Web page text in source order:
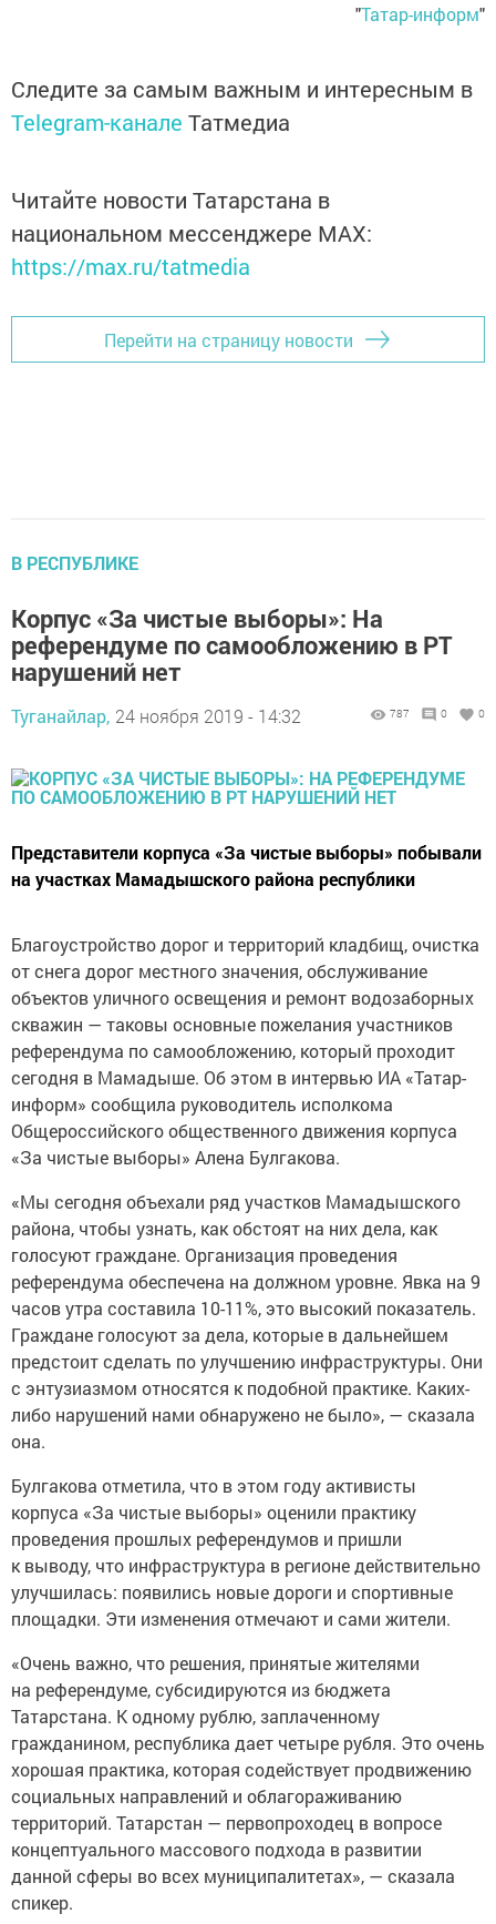
"Татар-информ"
Следите за самым важным и интересным в
Telegram-канале Татмедиа
Читайте новости Татарстана в
национальном мессенджере MАХ:
https://max.ru/tatmedia
Перейти на страницу новости
В РЕСПУБЛИКЕ
Корпус «За чистые выборы»: На
референдуме по самообложению в РТ
нарушений нет
Туганайлар, 24 ноября 2019 - 14:32 787 0 0
Представители корпуса «За чистые выборы» побывали
на участках Мамадышского района республики
Благоустройство дорог и территорий кладбищ, очистка
от снега дорог местного значения, обслуживание
объектов уличного освещения и ремонт водозаборных
скважин — таковы основные пожелания участников
референдума по самообложению, который проходит
сегодня в Мамадыше. Об этом в интервью ИА «Татар-
информ» сообщила руководитель исполкома
Общероссийского общественного движения корпуса
«За чистые выборы» Алена Булгакова.
«Мы сегодня объехали ряд участков Мамадышского
района, чтобы узнать, как обстоят на них дела, как
голосуют граждане. Организация проведения
референдума обеспечена на должном уровне. Явка на 9
часов утра составила 10-11%, это высокий показатель.
Граждане голосуют за дела, которые в дальнейшем
предстоит сделать по улучшению инфраструктуры. Они
с энтузиазмом относятся к подобной практике. Каких-
либо нарушений нами обнаружено не было», — сказала
она.
Булгакова отметила, что в этом году активисты
корпуса «За чистые выборы» оценили практику
проведения прошлых референдумов и пришли
к выводу, что инфраструктура в регионе действительно
улучшилась: появились новые дороги и спортивные
площадки. Эти изменения отмечают и сами жители.
«Очень важно, что решения, принятые жителями
на референдуме, субсидируются из бюджета
Татарстана. К одному рублю, заплаченному
гражданином, республика дает четыре рубля. Это очень
хорошая практика, которая содействует продвижению
социальных направлений и облагораживанию
территорий. Татарстан — первопроходец в вопросе
концептуального массового подхода в развитии
данной сферы во всех муниципалитетах», — сказала
спикер.